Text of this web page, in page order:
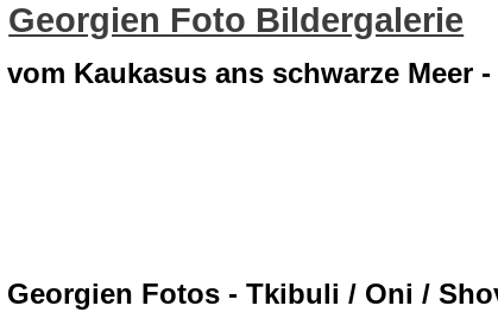
Georgien Foto Bildergalerie
vom Kaukasus ans schwarze Meer
Georgien Fotos - Tkibuli / Oni /